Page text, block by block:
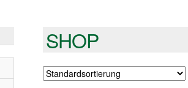
SHOP